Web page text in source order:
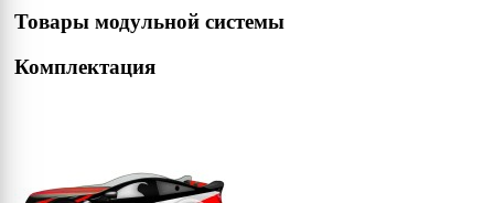
Товары модульной системы
Комплектация